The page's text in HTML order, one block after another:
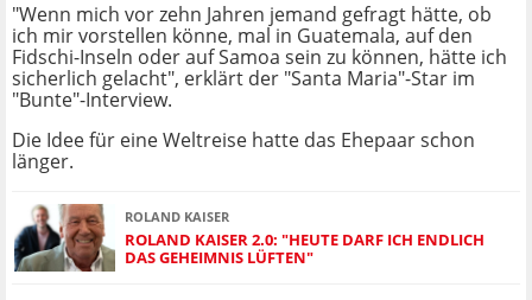
"Wenn mich vor zehn Jahren jemand gefragt hätte, ob
ich mir vorstellen könne, mal in Guatemala, auf den
Fidschi-Inseln oder auf Samoa sein zu können, hätte ich
sicherlich gelacht", erklärt der "Santa Maria"-Star im
"Bunte"-Interview.
Die Idee für eine Weltreise hatte das Ehepaar schon
länger.
ROLAND KAISER
ROLAND KAISER 2.0: "HEUTE DARF ICH ENDLICH
DAS GEHEIMNIS LÜFTEN"